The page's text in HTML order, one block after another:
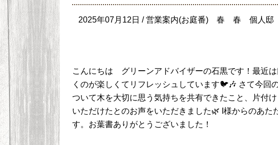
2025年07月12日 /営業案内(お庭番) 春 春 個人邸
こんにちは グリーンアドバイザーの石黒です！最近
くのが楽しくてリフレッシュしています🐦🎶 さて今回
ついて木を大切に思う気持ちを共有できたこと、片付
いただけたとのお声をいただきました🌿 I様からのあた
す。お葉書ありがとうございました！